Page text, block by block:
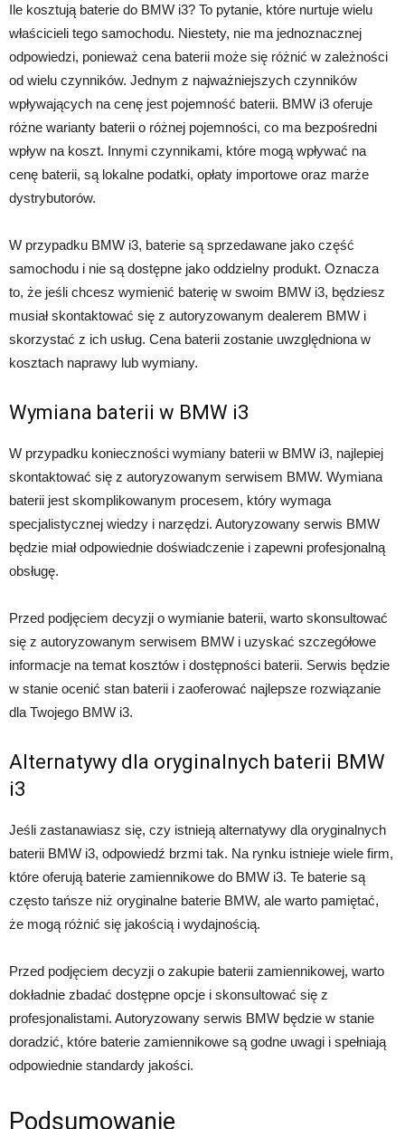
Ile kosztują baterie do BMW i3? To pytanie, które nurtuje wielu
właścicieli tego samochodu. Niestety, nie ma jednoznacznej
odpowiedzi, ponieważ cena baterii może się różnić w zależności
od wielu czynników. Jednym z najważniejszych czynników
wpływających na cenę jest pojemność baterii. BMW i3 oferuje
różne warianty baterii o różnej pojemności, co ma bezpośredni
wpływ na koszt. Innymi czynnikami, które mogą wpływać na
cenę baterii, są lokalne podatki, opłaty importowe oraz marże
dystrybutorów.
W przypadku BMW i3, baterie są sprzedawane jako część
samochodu i nie są dostępne jako oddzielny produkt. Oznacza
to, że jeśli chcesz wymienić baterię w swoim BMW i3, będziesz
musiał skontaktować się z autoryzowanym dealerem BMW i
skorzystać z ich usług. Cena baterii zostanie uwzględniona w
kosztach naprawy lub wymiany.
Wymiana baterii w BMW i3
W przypadku konieczności wymiany baterii w BMW i3, najlepiej
skontaktować się z autoryzowanym serwisem BMW. Wymiana
baterii jest skomplikowanym procesem, który wymaga
specjalistycznej wiedzy i narzędzi. Autoryzowany serwis BMW
będzie miał odpowiednie doświadczenie i zapewni profesjonalną
obsługę.
Przed podjęciem decyzji o wymianie baterii, warto skonsultować
się z autoryzowanym serwisem BMW i uzyskać szczegółowe
informacje na temat kosztów i dostępności baterii. Serwis będzie
w stanie ocenić stan baterii i zaoferować najlepsze rozwiązanie
dla Twojego BMW i3.
Alternatywy dla oryginalnych baterii BMW
i3
Jeśli zastanawiasz się, czy istnieją alternatywy dla oryginalnych
baterii BMW i3, odpowiedź brzmi tak. Na rynku istnieje wiele firm,
które oferują baterie zamiennikowe do BMW i3. Te baterie są
często tańsze niż oryginalne baterie BMW, ale warto pamiętać,
że mogą różnić się jakością i wydajnością.
Przed podjęciem decyzji o zakupie baterii zamiennikowej, warto
dokładnie zbadać dostępne opcje i skonsultować się z
profesjonalistami. Autoryzowany serwis BMW będzie w stanie
doradzić, które baterie zamiennikowe są godne uwagi i spełniają
odpowiednie standardy jakości.
Podsumowanie